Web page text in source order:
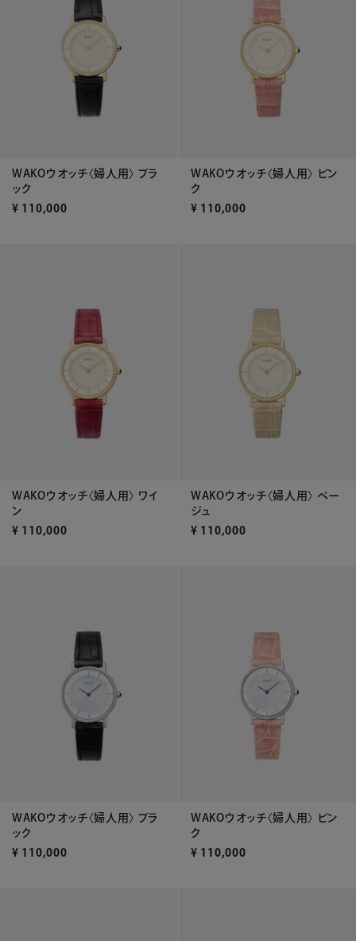
WAKOウオッチ〈婦人用〉 ブラ
ック
¥ 110,000
WAKOウオッチ〈婦人用〉 ピン
ク
¥ 110,000
WAKOウオッチ〈婦人用〉 ワイ
ン
¥ 110,000
WAKOウオッチ〈婦人用〉 ベー
ジュ
¥ 110,000
WAKOウオッチ〈婦人用〉 ブラ
ック
¥ 110,000
WAKOウオッチ〈婦人用〉 ピン
ク
¥ 110,000